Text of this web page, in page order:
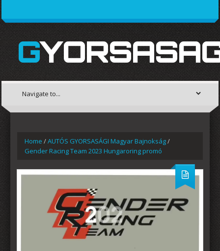
Home /AUTÓS GYORSASÁGI Magyar Bajnokság/
Gender Racing Team 2023 Hungaroring promó